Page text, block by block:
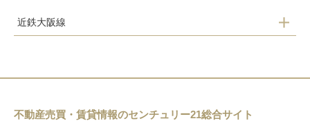
近鉄大阪線
河内国分
不動産売買・賃貸情報のセンチュリー21総合サイト